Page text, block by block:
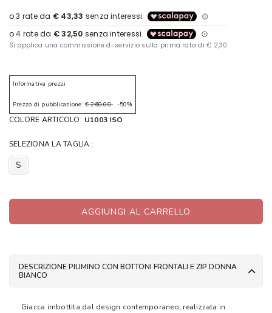
Informativa prezzi
Prezzo di pubblicazione: € 260,00-50%
COLORE ARTICOLO: U1003 ISO
SELEZIONA LA TAGLIA :
S
AGGIUNGI AL CARRELLO
DESCRIZIONE PIUMINO CON BOTTONI FRONTALI E ZIP DONNA
BIANCO
Giacca imbottita dal design contemporaneo, realizzata in